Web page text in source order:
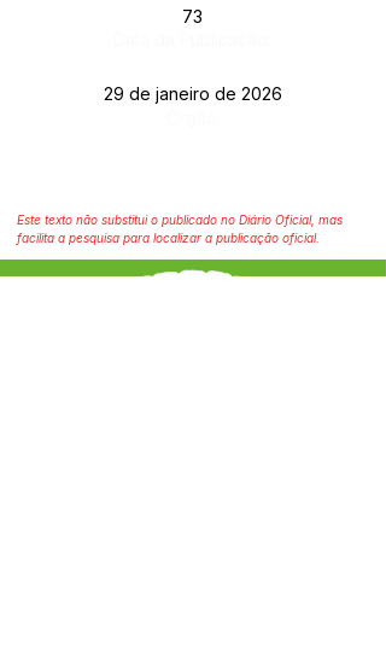
73
29 de janeiro de 2026
Este texto não substitui o publicado no Diário Oficial, mas
facilita a pesquisa para localizar a publicação oficial.